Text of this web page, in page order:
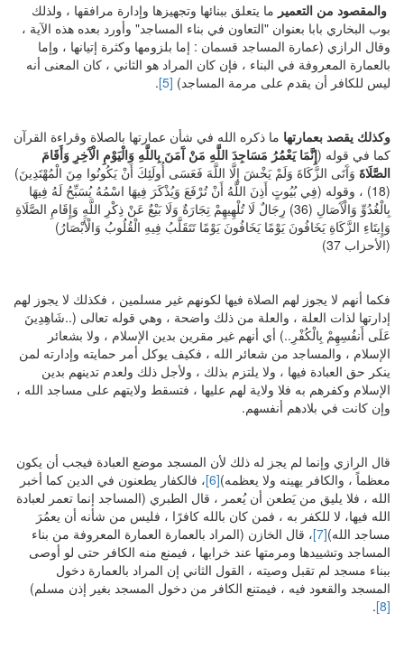
والمقصود من التعمير ما يتعلق ببنائها وتجهيزها وإدارة مرافقها ، ولذلك
بوب البخاري بابا بعنوان "التعاون في بناء المساجد" وأورد بعده هذه الآية ،
وقال الرازي (عمارة المساجد قسمان : إما بلزومها وكثرة إتيانها ، وإما
بالعمارة المعروفة في البناء ، فإن كان المراد هو الثاني ، كان المعنى أنه
ليس للكافر أن يقدم على مرمة المساجد) [5]
.
وكذلك يقصد بعمارتها ما ذكره الله في شأن عمارتها بالصلاة وقراءة القرآن
كما في قوله (إِنَّمَا يَعْمُرُ مَسَاجِدَ اللَّهِ مَنْ آَمَنَ بِاللَّهِ وَالْيَوْمِ الْآَخِرِ وَأَقَامَ
الصَّلَاةَ وَآَتَى الزَّكَاةَ وَلَمْ يَخْشَ إِلَّا اللَّهَ فَعَسَى أُولَئِكَ أَنْ يَكُونُوا مِنَ الْمُهْتَدِينَ)
(18) ، وقوله (فِي بُيُوتٍ أَذِنَ اللَّهُ أَنْ تُرْفَعَ وَيُذْكَرَ فِيهَا اسْمُهُ يُسَبِّحُ لَهُ فِيهَا
بِالْغُدُوِّ وَالْآَصَالِ (36) رِجَالٌ لَا تُلْهِيهِمْ تِجَارَةٌ وَلَا بَيْعٌ عَنْ ذِكْرِ اللَّهِ وَإِقَامِ الصَّلَاةِ
وَإِيتَاءِ الزَّكَاةِ يَخَافُونَ يَوْمًا يَخَافُونَ يَوْمًا تَتَقَلَّبُ فِيهِ الْقُلُوبُ وَالْأَبْصَارُ)
(الأحزاب 37)
فكما أنهم لا يجوز لهم الصلاة فيها لكونهم غير مسلمين ، فكذلك لا يجوز لهم
إدارتها لذات العلة ، والعلة من ذلك واضحة ، وهي قوله تعالى (..شَاهِدِينَ
عَلَى أَنفُسِهِمْ بِالْكُفْرِ..) أي أنهم غير مقرين بدين الإسلام ، ولا بشعائر
الإسلام ، والمساجد من شعائر الله ، فكيف يوكل أمر حمايته وإدارته لمن
ينكر حق العبادة فيها ، ولا يلتزم بذلك ، ولأجل ذلك ولعدم تدينهم بدين
الإسلام وكفرهم به فلا ولاية لهم عليها ، فتسقط ولايتهم على مساجد الله ،
وإن كانت في بلادهم أنفسهم.
قال الرازي وإنما لم يجز له ذلك لأن المسجد موضع العبادة فيجب أن يكون
معظماً ، والكافر يهينه ولا يعظمه)[6]
، فالكفار يطعنون في الدين كما أخبر
الله ، فلا يليق من يَطعن أن يُعمر ، قال الطبري (المساجد إنما تعمر لعبادة
الله فيها، لا للكفر به ، فمن كان بالله كافرًا ، فليس من شأنه أن يعمُرَ
مساجد الله)[7]
، قال الخازن (المراد بالعمارة العمارة المعروفة من بناء
المساجد وتشييدها ومرمتها عند خرابها ، فيمنع منه الكافر حتى لو أوصى
ببناء مسجد لم تقبل وصيته ، القول الثاني إن المراد بالعمارة دخول
المسجد والقعود فيه ، فيمتنع الكافر من دخول المسجد بغير إذن مسلم)
[8]
.